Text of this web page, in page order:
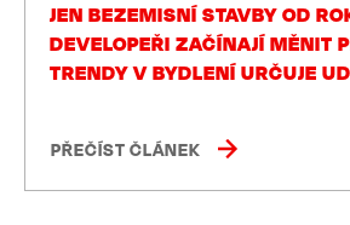
JEN BEZEMISNÍ STAVBY OD
DEVELOPEŘI ZAČÍNAJÍ MĚNIT
TRENDY V BYDLENÍ URČUJE
PŘEČÍST ČLÁNEK